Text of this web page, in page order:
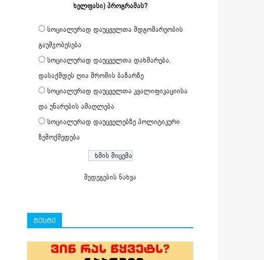
ხელფასი) პროგრამას?
სოციალურად დაუცველთა მდგომარეობის
გაუმჯობესება
სოციალურად დაუცველთა დახმარება,
დასაქმდეს ღია შრომის ბაზარზე
სოციალურად დაუცველთა კვალიფიკაციისა
და უნარების ამაღლება
სოციალურად დაუცველებზე პოლიტიკური
ზემოქმედება
შედეგების ნახვა
ტესტი